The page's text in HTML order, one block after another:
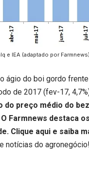
e IEA (adaptado por Farmnews)
ágio do boi gordo
de 2017 (fev-17,
do preço médio do
O Farmnews destaca
Clique aqui e saiba
notícias do agronegócio!